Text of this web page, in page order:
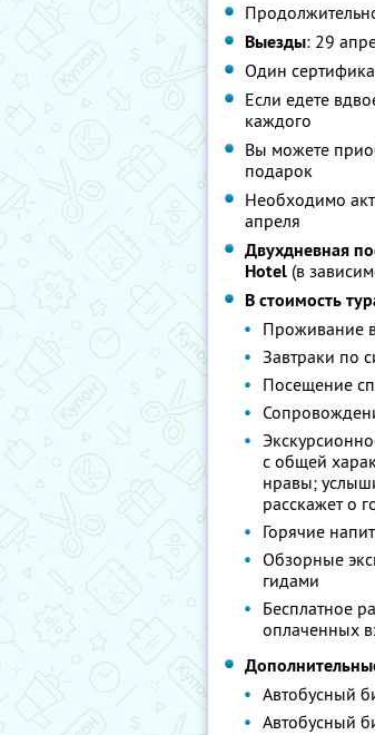
Выезды: 29
Один
Если едете
каждого
Вы можете
подарок
Необходимо
апреля
Двухдневная
Hotel (в
В стоимость
Проживание
Завтраки по
Посещение
с общей
нравы;
расскажет о
Горячие
Обзорные
гидами
Бесплатное
оплаченных
Автобусный
Автобусный